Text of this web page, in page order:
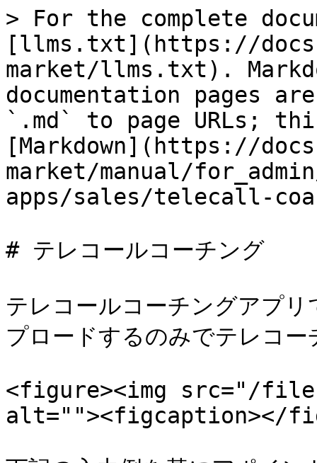
> For the complete
[llms.txt](https://
market/llms.txt).
documentation pages
`.md` to page URLs;
[Markdown](https://
market/manual/
apps/sales/telecall-
# テレコールコーチング
テレコールコーチングアプ
プロードするのみでテレコ
<figure><img src="/files/
alt=""><figcaption></